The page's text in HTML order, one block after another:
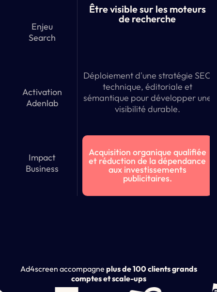
Enjeu
Search
Être visible sur les moteurs
de recherche
Activation
Adenlab
Déploiement d'une stratégie SEO
technique, éditoriale et
sémantique pour développer une
visibilité durable.
Impact
Business
Acquisition organique qualifiée
et réduction de la dépendance
aux investissements
publicitaires.
Ad4screen accompagne plus de 100 clients grands
comptes et scale-ups